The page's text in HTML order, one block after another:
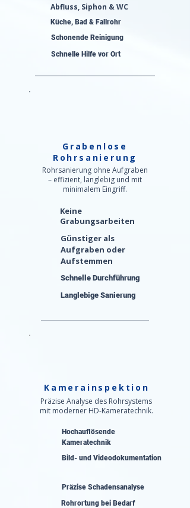
Abfluss, Siphon & WC
Küche, Bad & Fallrohr
Schonende Reinigung
Schnelle Hilfe vor Ort
Grabenlose
Rohrsanierung
Rohrsanierung ohne Aufgraben
– effizient, langlebig und mit
minimalem Eingriff.
Keine
Grabungsarbeiten
Günstiger als
Aufgraben oder
Aufstemmen
Schnelle Durchführung
Langlebige Sanierung
Kamerainspektion
Präzise Analyse des Rohrsystems
mit moderner HD-Kameratechnik.
Hochauflösende
Kameratechnik
Bild- und Videodokumentation
Präzise Schadensanalyse​
Rohrortung bei Bedarf